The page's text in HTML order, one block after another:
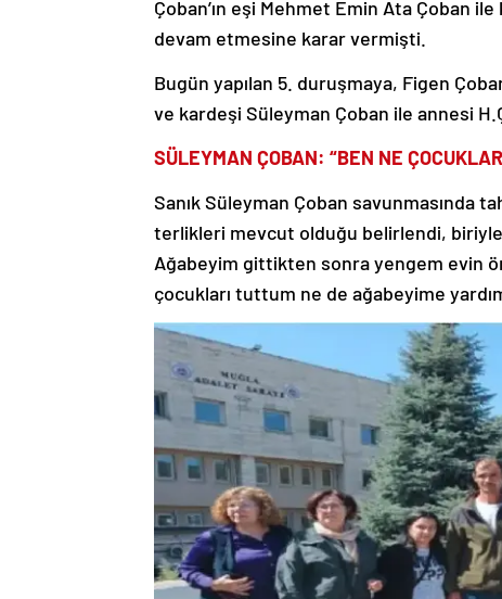
Çoban’ın eşi Mehmet Emin Ata Çoban
devam etmesine karar vermişti.
Bugün yapılan 5. duruşmaya, Figen
ve kardeşi Süleyman Çoban ile annesi
SÜLEYMAN ÇOBAN: “BEN NE
Sanık Süleyman Çoban savunmasında
terlikleri mevcut olduğu belirlendi,
Ağabeyim gittikten sonra yengem evin
çocukları tuttum ne de ağabeyime